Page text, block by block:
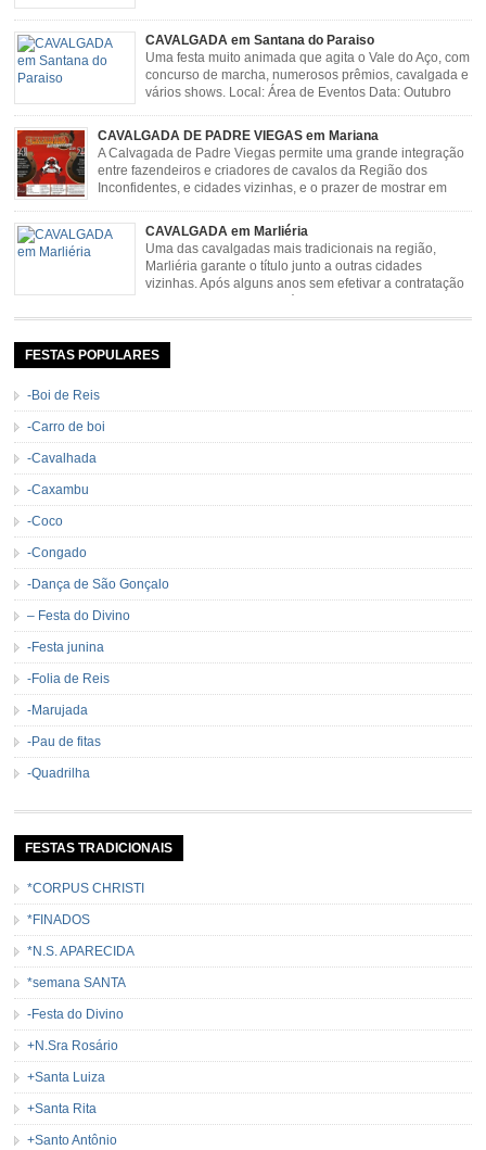
CAVALGADA em Santana do Paraiso
Uma festa muito animada que agita o Vale do Aço, com
concurso de marcha, numerosos prêmios, cavalgada e
vários shows. Local: Área de Eventos Data: Outubro
CAVALGADA DE PADRE VIEGAS em Mariana
A Calvagada de Padre Viegas permite uma grande integração
entre fazendeiros e criadores de cavalos da Região dos
Inconfidentes, e cidades vizinhas, e o prazer de mostrar em
resgata cultura e saúde além de contar com apresentações musicais. Local:
Distrito de Padre Viegas, Antigo Campo de […]
CAVALGADA em Marliéria
Uma das cavalgadas mais tradicionais na região,
Marliéria garante o título junto a outras cidades
vizinhas. Após alguns anos sem efetivar a contratação
Cavalgada de Marliéria voltou, e não deixou dúvidas de que sua tradição
de […]
FESTAS POPULARES
-Boi de Reis
-Carro de boi
-Cavalhada
-Caxambu
-Coco
-Congado
-Dança de São Gonçalo
– Festa do Divino
-Festa junina
-Folia de Reis
-Marujada
-Pau de fitas
-Quadrilha
FESTAS TRADICIONAIS
*CORPUS CHRISTI
*FINADOS
*N.S. APARECIDA
*semana SANTA
-Festa do Divino
+N.Sra Rosário
+Santa Luiza
+Santa Rita
+Santo Antônio